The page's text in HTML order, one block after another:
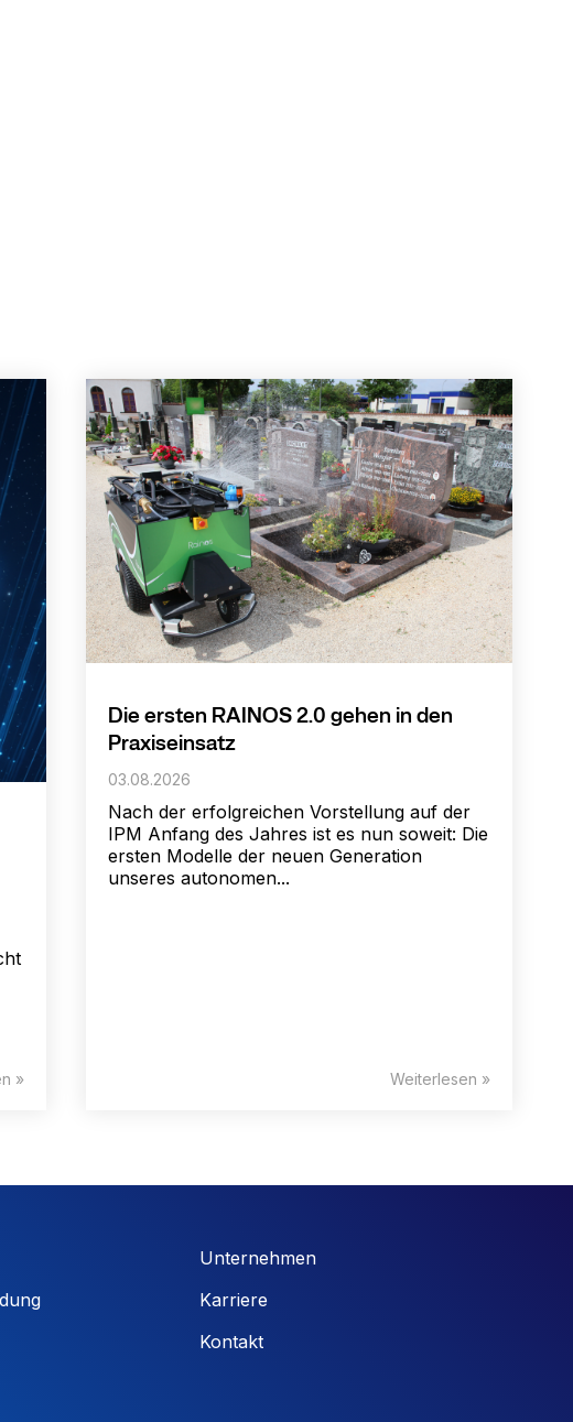
»
Die ersten RAINOS 2.0 gehen in den
Praxiseinsatz
03.08.2026
Nach der erfolgreichen Vorstellung auf der
IPM Anfang des Jahres ist es nun soweit: Die
ersten Modelle der neuen Generation
unseres autonomen...
Weiterlesen »
Unternehmen
Karriere
Kontakt